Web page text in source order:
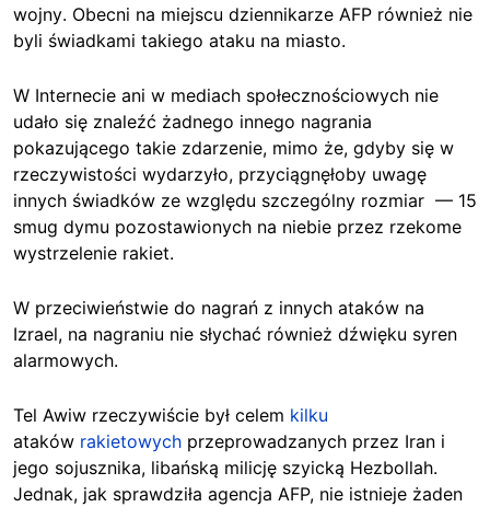
wojny. Obecni na miejscu dziennikarze AFP również nie
byli świadkami takiego ataku na miasto.
W Internecie ani w mediach społecznościowych nie
udało się znaleźć żadnego innego nagrania
pokazującego takie zdarzenie, mimo że, gdyby się w
rzeczywistości wydarzyło, przyciągnęłoby uwagę
innych świadków ze względu szczególny rozmiar — 15
smug dymu pozostawionych na niebie przez rzekome
wystrzelenie rakiet.
W przeciwieństwie do nagrań z innych ataków na
Izrael, na nagraniu nie słychać również dźwięku syren
alarmowych.
Tel Awiw rzeczywiście był celem kilku
ataków rakietowych przeprowadzanych przez Iran i
jego sojusznika, libańską milicję szyicką Hezbollah.
Jednak, jak sprawdziła agencja AFP, nie istnieje żaden